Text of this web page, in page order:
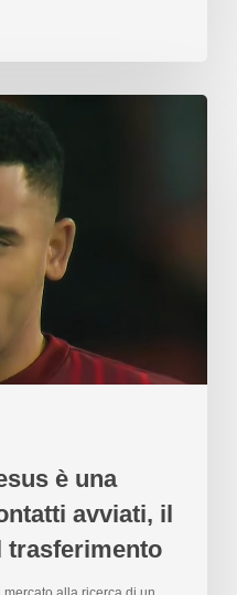
è una
avviati, il
trasferimento